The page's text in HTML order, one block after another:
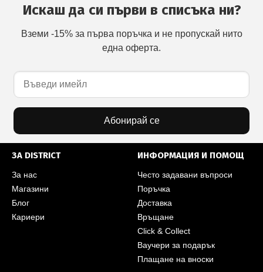
Искаш да си първи в списъка ни?
Вземи -15% за първа поръчка и не пропускай нито
една оферта.
Абонирай се
ЗА DISTRICT
За нас
Магазини
Блог
Кариери
ИНФОРМАЦИЯ И ПОМОЩ
Често задавани въпроси
Поръчка
Доставка
Връщане
Click & Collect
Ваучери за подарък
Плащане на вноски